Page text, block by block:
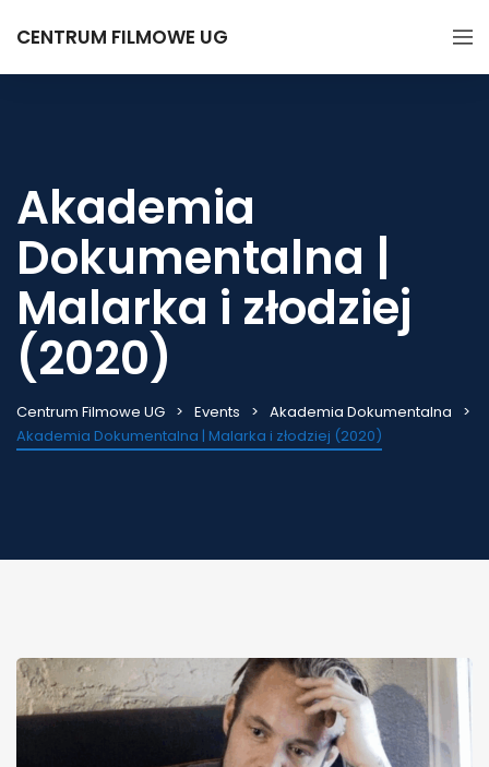
CENTRUM FILMOWE UG
Akademia
Dokumentalna |
Malarka i złodziej
(2020)
Centrum Filmowe UG Events
Akademia Dokumentalna
Akademia Dokumentalna | Malarka i złodziej (2020)